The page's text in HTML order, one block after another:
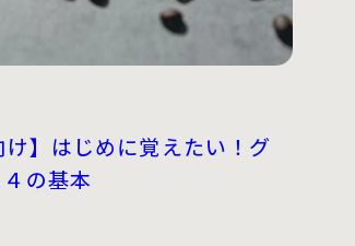
】はじめに覚えたい！グ
の基本